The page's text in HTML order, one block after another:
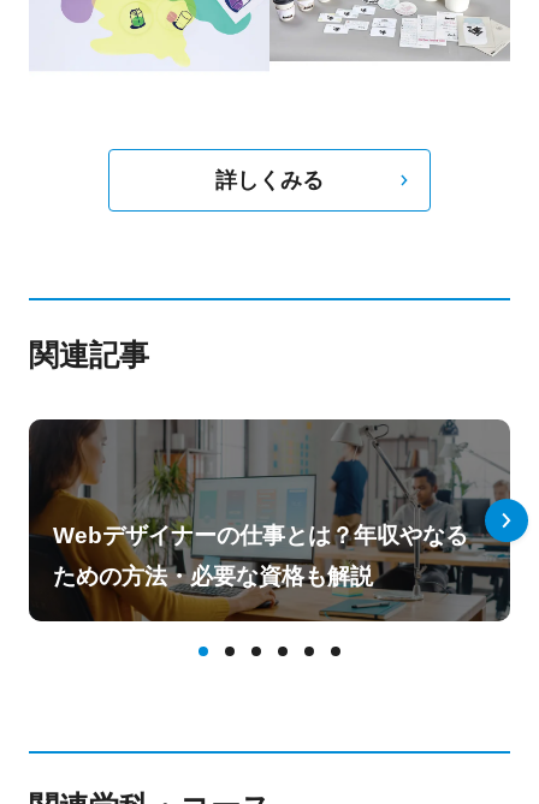
詳しくみる
関連記事
Webデザイナーの仕事とは？年収やなる
ための方法・必要な資格も解説